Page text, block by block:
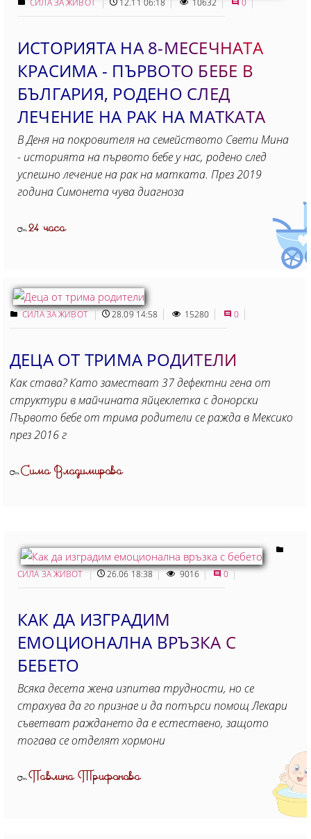
ИСТОРИЯТА НА 8-МЕСЕЧНАТА
КРАСИМА - ПЪРВОТО БЕБЕ В
БЪЛГАРИЯ, РОДЕНО СЛЕД
ЛЕЧЕНИЕ НА РАК НА МАТКАТА
В Деня на покровителя на семейството Свети Мина
- историята на първото бебе у нас, родено след
успешно лечение на рак на матката. През 2019
година Симонета чува диагноза
От24 часа
СИЛА ЗА ЖИВОТ 28.09 14:58 15280 0
ДЕЦА ОТ ТРИМА РОДИТЕЛИ
Как става? Като заместват 37 дефектни гена от
структури в майчината яйцеклетка с донорски
Първото бебе от трима родители се ражда в Мексико
през 2016 г
ОтСима Владимирова
СИЛА ЗА ЖИВОТ 26.06 18:38 9016 0
КАК ДА ИЗГРАДИМ
ЕМОЦИОНАЛНА ВРЪЗКА С
БЕБЕТО
Всяка десета жена изпитва трудности, но се
страхува да го признае и да потърси помощ Лекари
съветват раждането да е естествено, защото
тогава се отделят хормони
ОтПавлина Трифонова